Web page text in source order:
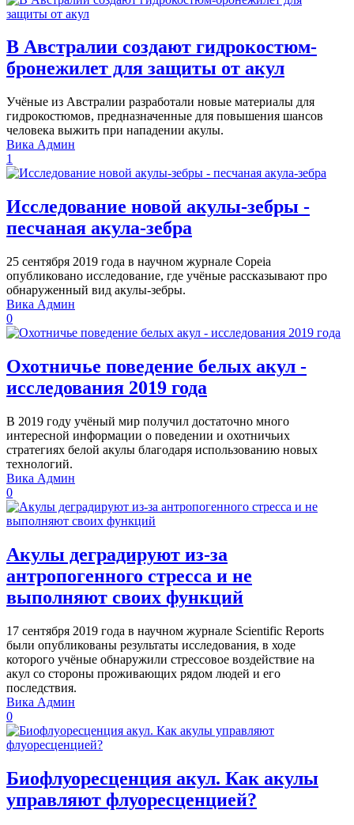
В Австралии создают гидрокостюм-
бронежилет для защиты от акул
Учёные из Австралии разработали новые материалы для
гидрокостюмов, предназначенные для повышения шансов
человека выжить при нападении акулы.
Вика Админ
1
Исследование новой акулы-зебры -
песчаная акула-зебра
25 сентября 2019 года в научном журнале Copeia
опубликовано исследование, где учёные рассказывают про
обнаруженный вид акулы-зебры.
Вика Админ
0
Охотничье поведение белых акул -
исследования 2019 года
В 2019 году учёный мир получил достаточно много
интересной информации о поведении и охотничьих
стратегиях белой акулы благодаря использованию новых
технологий.
Вика Админ
0
Акулы деградируют из-за
антропогенного стресса и не
выполняют своих функций
17 сентября 2019 года в научном журнале Scientific Reports
были опубликованы результаты исследования, в ходе
которого учёные обнаружили стрессовое воздействие на
акул со стороны проживающих рядом людей и его
последствия.
Вика Админ
0
Биофлуоресценция акул. Как акулы
управляют флуоресценцией?